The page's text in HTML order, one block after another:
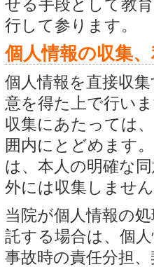
せる手段として教
行して参ります。
個人情報の収集
個人情報を直接収
意を得た上で行い
収集にあたっては
囲内にとどめます
は、本人の明確な
外には収集しませ
当院が個人情報の
託する場合は、個
事故時の責任分担